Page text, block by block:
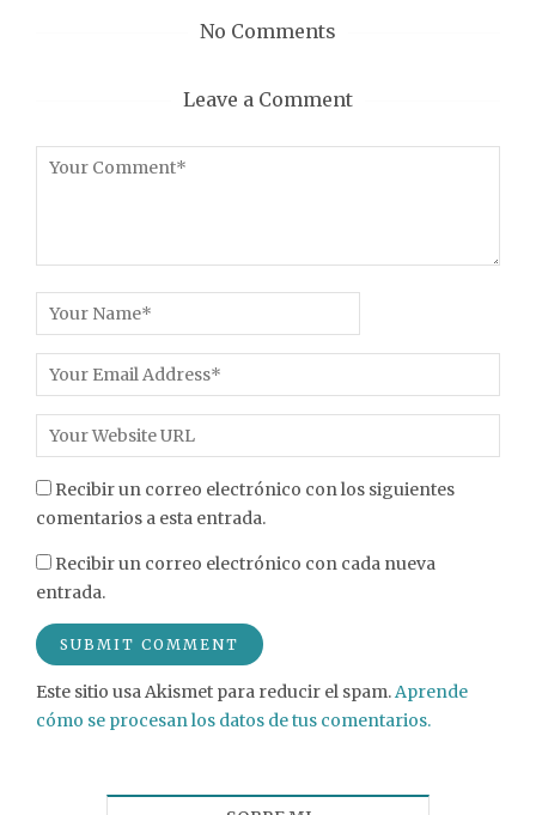
No Comments
Leave a Comment
Recibir un correo electrónico con los siguientes
comentarios a esta entrada.
Recibir un correo electrónico con cada nueva
entrada.
Este sitio usa Akismet para reducir el spam.Aprende
cómo se procesan los datos de tus comentarios.